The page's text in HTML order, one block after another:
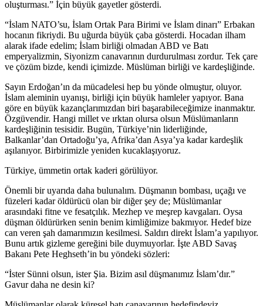
oluşturması.” İçin büyük gayetler gösterdi.
“İslam NATO’su, İslam Ortak Para Birimi ve İslam dinarı” Erbakan
hocanın fikriydi. Bu uğurda büyük çaba gösterdi. Hocadan ilham
alarak ifade edelim; İslam birliği olmadan ABD ve Batı
emperyalizmin, Siyonizm canavarının durdurulması zordur. Tek çare
ve çözüm bizde, kendi içimizde. Müslüman birliği ve kardeşliğinde.
Sayın Erdoğan’ın da mücadelesi hep bu yönde olmuştur, oluyor.
İslam aleminin uyanışı, birliği için büyük hamleler yapıyor. Bana
göre en büyük kazançlarımızdan biri başarabileceğimize inanmaktır.
Özgüvendir. Hangi millet ve ırktan olursa olsun Müslümanların
kardeşliğinin tesisidir. Bugün, Türkiye’nin liderliğinde,
Balkanlar’dan Ortadoğu’ya, Afrika’dan Asya’ya kadar kardeşlik
aşılanıyor. Birbirimizle yeniden kucaklaşıyoruz.
Türkiye, ümmetin ortak kaderi görülüyor.
Önemli bir uyarıda daha bulunalım. Düşmanın bombası, uçağı ve
füzeleri kadar öldürücü olan bir diğer şey de; Müslümanlar
arasındaki fitne ve fesatçılık. Mezhep ve meşrep kavgaları. Oysa
düşman öldürürken senin benim kimliğimize bakmıyor. Hedef bize
can veren şah damarımızın kesilmesi. Saldırı direkt İslam’a yapılıyor.
Bunu artık gizleme gereğini bile duymuyorlar. İşte ABD Savaş
Bakanı Pete Heghseth’in bu yöndeki sözleri:
“İster Sünni olsun, ister Şia. Bizim asıl düşmanımız İslam’dır.”
Gavur daha ne desin ki?